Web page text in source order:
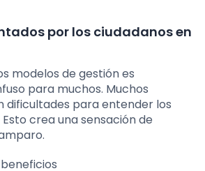
por los ciudadanos en
modelos de gestión es
para muchos. Muchos
dificultades para entender los
crea una sensación de